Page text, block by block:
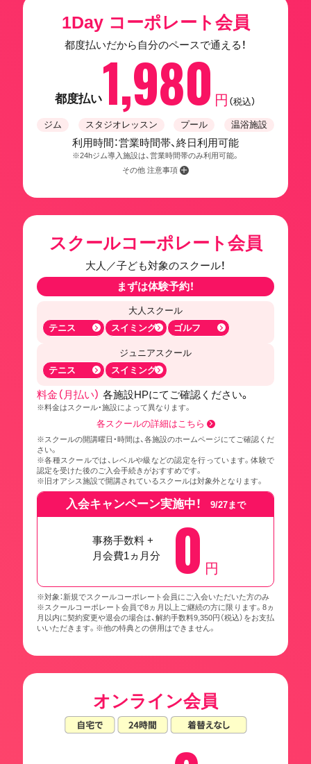
1Day コーポレート会員
都度払いだから自分のペースで通える！
都度払い1,980 円 （税込）
ジム スタジオレッスン プール 温浴施設
利用時間：営業時間帯、終日利用可能
※24hジム導入施設は、営業時間帯のみ利用可能。
その他 注意事項
スクールコーポレート会員
大人／子ども対象のスクール！
まずは体験予約！
大人スクール
テニス
スイミング ゴルフ
ジュニアスクール
テニス
スイミング
料金（月払い） 各施設HPにてご確認ください。
※料金はスクール・施設によって異なります。
各スクールの詳細はこちら
※スクールの開講曜日・時間は、各施設のホームページにてご確認くだ
さい。
※各種スクールでは、レベルや級などの認定を行っています。体験で
認定を受けた後のご入会手続きがおすすめです。
※旧オアシス施設で開講されているスクールは対象外となります。
入会キャンペーン実施中！ 9/27まで
事務手数料 +
月会費1ヵ月分
0 円
※対象：新規でスクールコーポレート会員にご入会いただいた方のみ
※スクールコーポレート会員で8ヵ月以上ご継続の方に限ります。8ヵ
月以内に契約変更や退会の場合は、解約手数料9,350円（税込）をお支払
いいただきます。※他の特典との併用はできません。
オンライン会員